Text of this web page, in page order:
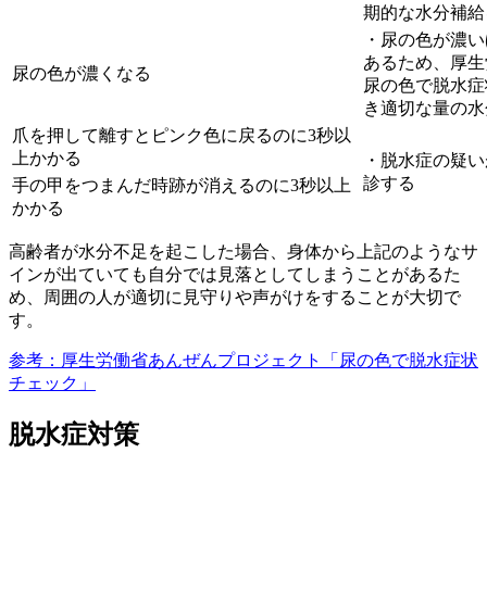
期的な水分補
尿の色が濃くなる
・尿の色が濃
あるため、厚
尿の色で脱水
き適切な量の
爪を押して離すとピンク色に戻るのに3秒以
上かかる
・脱水症の疑
診する
手の甲をつまんだ時跡が消えるのに3秒以上
かかる
高齢者が水分不足を起こした場合、身体から上記のようなサ
インが出ていても自分では見落としてしまうことがあるた
め、周囲の人が適切に見守りや声がけをすることが大切で
す。
参考：厚生労働省あんぜんプロジェクト「尿の色で脱水症状
チェック」
脱水症対策